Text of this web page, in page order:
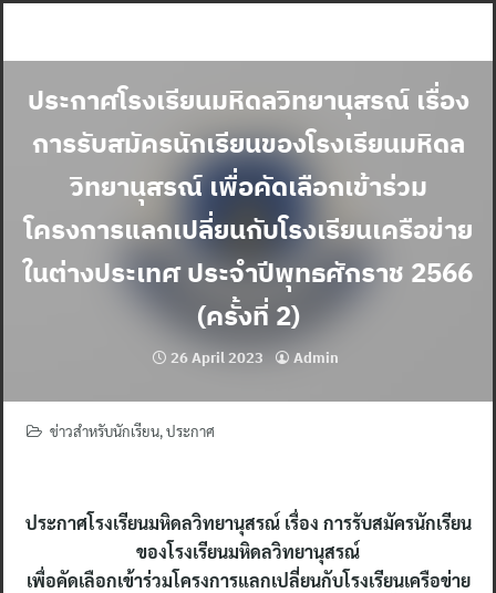
ประกาศโรงเรียนมหิดลวิทยานุสรณ์ เรื่อง
การรับสมัครนักเรียนของโรงเรียนมหิดล
วิทยานุสรณ์ เพื่อคัดเลือกเข้าร่วม
โครงการแลกเปลี่ยนกับโรงเรียนเครือข่าย
ในต่างประเทศ ประจำปีพุทธศักราช 2566
(ครั้งที่ 2)
26 April 2023 Admin
ข่าวสำหรับนักเรียน,ประกาศ
ประกาศโรงเรียนมหิดลวิทยานุสรณ์ เรื่อง การรับสมัครนักเรียน
ของโรงเรียนมหิดลวิทยานุสรณ์
เพื่อคัดเลือกเข้าร่วมโครงการแลกเปลี่ยนกับโรงเรียนเครือข่าย